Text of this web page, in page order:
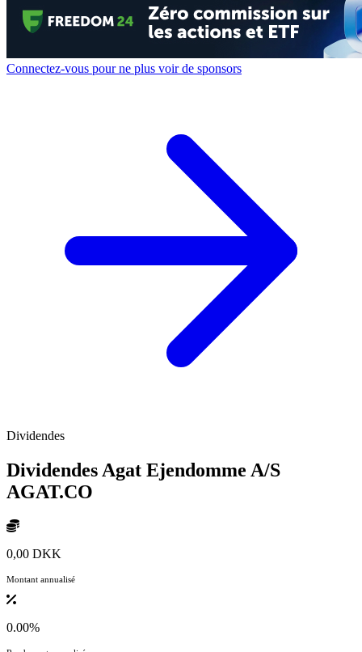
Connectez-vous pour ne plus voir de sponsors
Dividendes
Dividendes Agat Ejendomme A/S
AGAT.CO
0,00 DKK
Montant annualisé
0.00%